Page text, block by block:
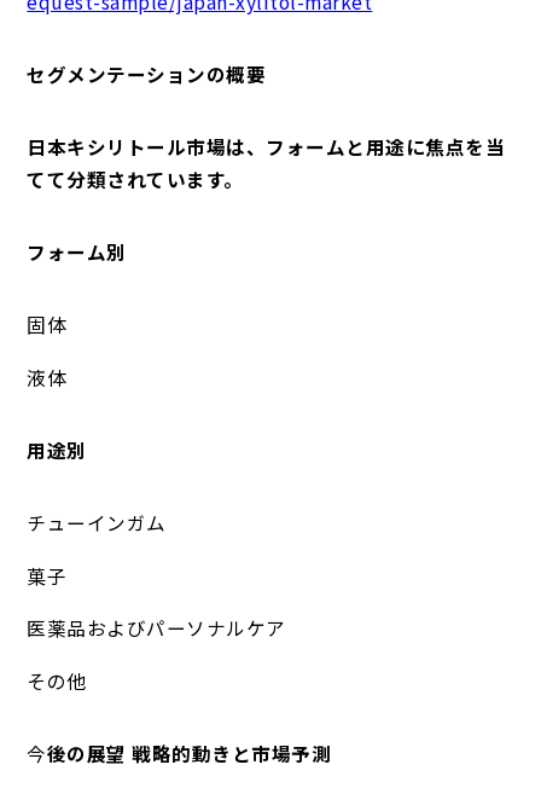
セグメンテーションの概要
日本キシリトール市場は、フォームと用途に焦点を当
てて分類されています。
フォーム別
固体
液体
用途別
チューインガム
菓子
医薬品およびパーソナルケア
その他
今後の展望 戦略的動きと市場予測